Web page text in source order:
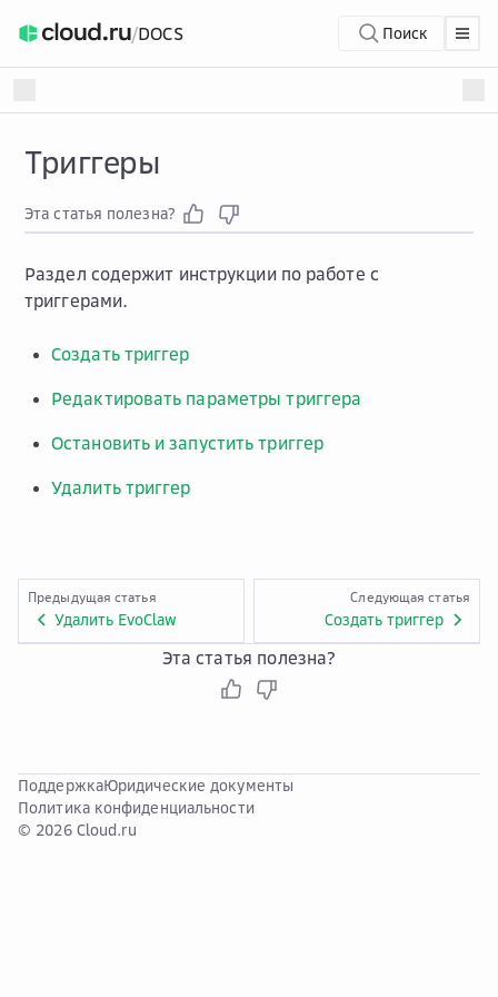
/DOCS Поиск
Триггеры
Эта статья полезна?
Раздел содержит инструкции по работе с
триггерами.
Создать триггер
Редактировать параметры триггера
Остановить и запустить триггер
Удалить триггер
Предыдущая статья
Удалить EvoClaw
Следующая статья
Создать триггер
Эта статья полезна?
ПоддержкаЮридические документы
Политика конфиденциальности
© 2026 Cloud.ru